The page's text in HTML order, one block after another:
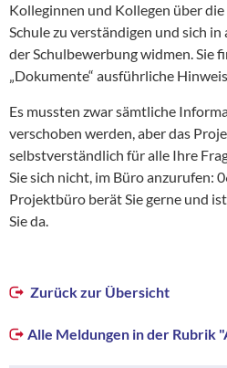
Kolleginnen und Kollegen über
Schule zu verständigen und sich
der Schulbewerbung widmen. Sie
„Dokumente“ ausführliche
Es mussten zwar sämtliche
verschoben werden, aber das
selbstverständlich für alle Ihre
Sie sich nicht, im Büro anzurufen:
Projektbüro berät Sie gerne und
Sie da.
Zurück zur Übersicht
Alle Meldungen in der Rubrik